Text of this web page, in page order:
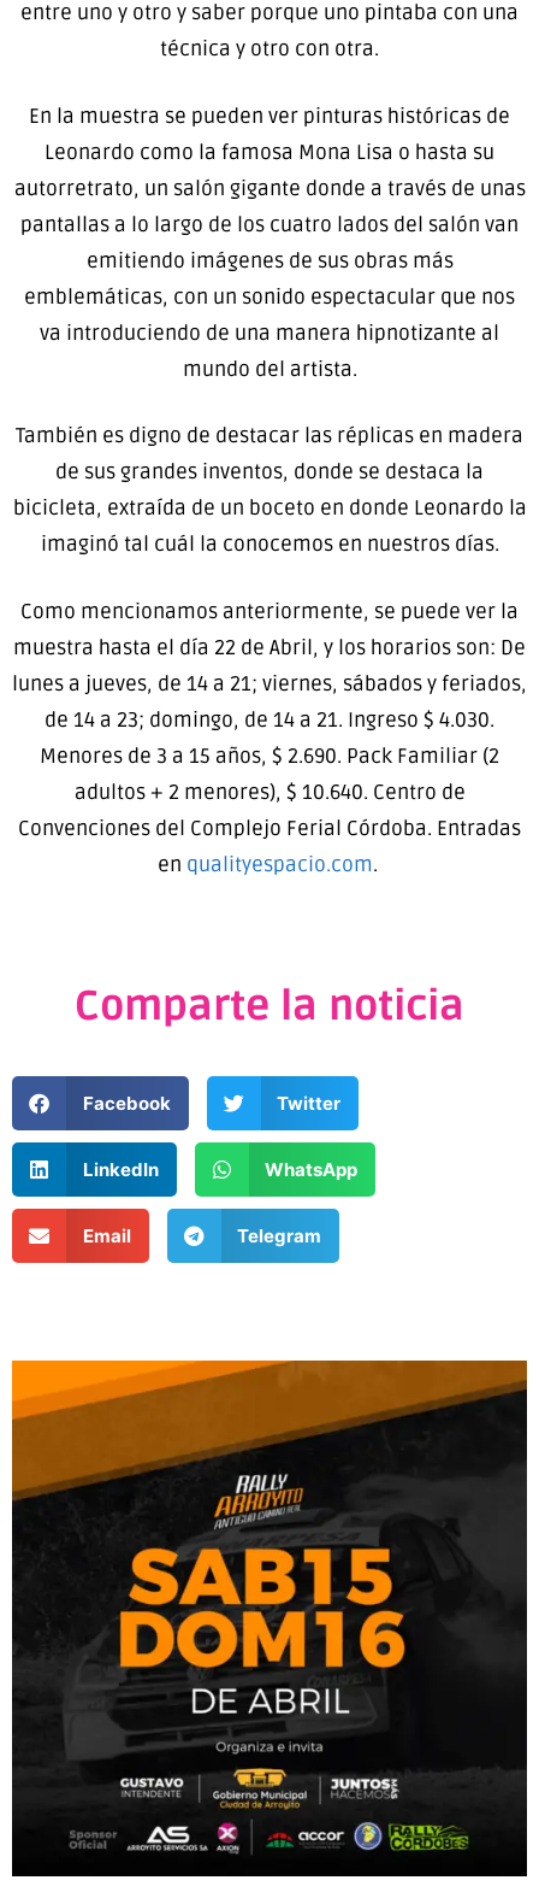
entre uno y otro y saber porque uno pintaba con una
técnica y otro con otra.
En la muestra se pueden ver pinturas históricas de
Leonardo como la famosa Mona Lisa o hasta su
autorretrato, un salón gigante donde a través de unas
pantallas a lo largo de los cuatro lados del salón van
emitiendo imágenes de sus obras más
emblemáticas, con un sonido espectacular que nos
va introduciendo de una manera hipnotizante al
mundo del artista.
También es digno de destacar las réplicas en madera
de sus grandes inventos, donde se destaca la
bicicleta, extraída de un boceto en donde Leonardo la
imaginó tal cuál la conocemos en nuestros días.
Como mencionamos anteriormente, se puede ver la
muestra hasta el día 22 de Abril, y los horarios son: De
lunes a jueves, de 14 a 21; viernes, sábados y feriados,
de 14 a 23; domingo, de 14 a 21. Ingreso $ 4.030.
Menores de 3 a 15 años, $ 2.690. Pack Familiar (2
adultos + 2 menores), $ 10.640. Centro de
Convenciones del Complejo Ferial Córdoba. Entradas
en qualityespacio.com.
Comparte la noticia
Facebook Twitter
LinkedIn WhatsApp
Email Telegram